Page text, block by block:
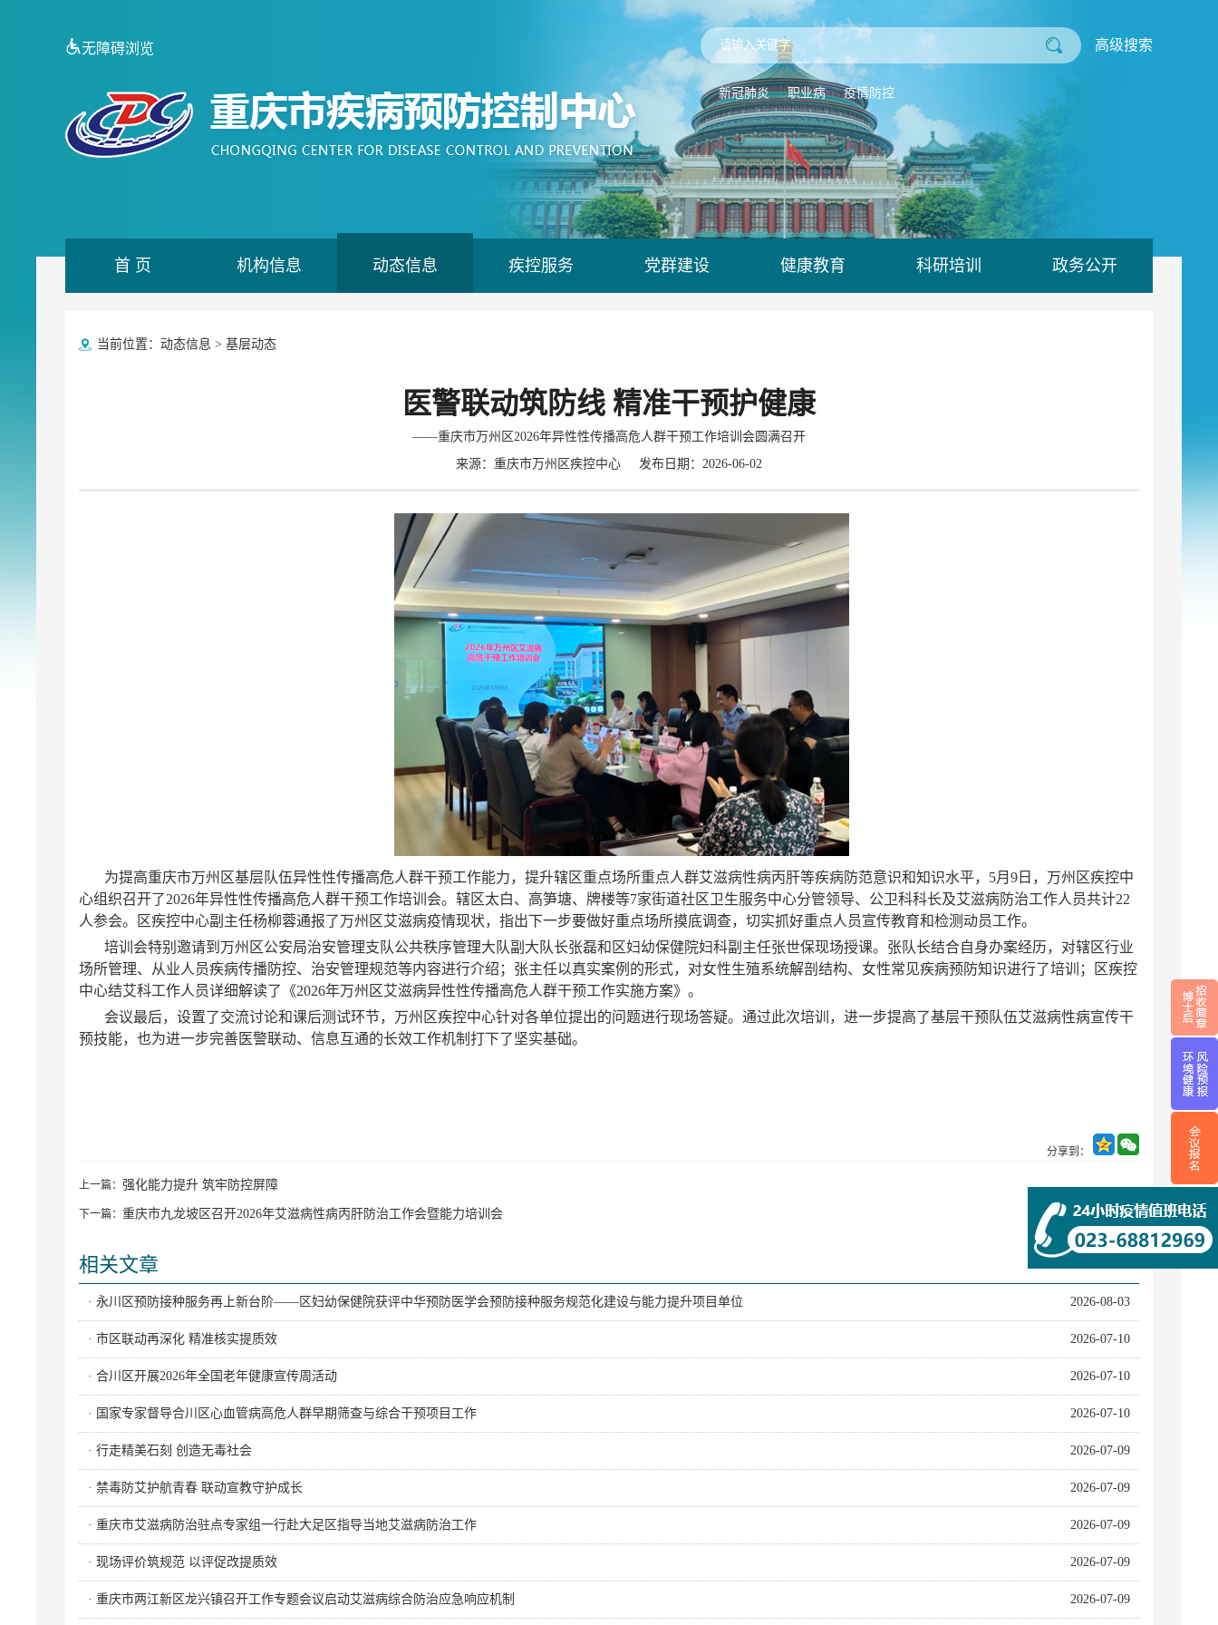
无障碍浏览 高级搜索
新冠肺炎 职业病 疫情防控
首 页 机构信息 动态信息 疾控服务 党群建设 健康教育 科研培训 政务公开
当前位置： 动态信息 > 基层动态
医警联动筑防线 精准干预护健康
——重庆市万州区2026年异性性传播高危人群干预工作培训会圆满召开
来源：重庆市万州区疾控中心 发布日期：2026-06-02
为提高重庆市万州区基层队伍异性性传播高危人群干预工作能力，提升辖区重点场所重点人群艾滋病性病丙肝等疾病防范意识和知识水平，5月9日，万州区疾控中
心组织召开了2026年异性性传播高危人群干预工作培训会。辖区太白、 高笋塘、牌楼等7家街道社区卫生服务中心分管领导、公卫科科长及艾滋病防治工作人员共计22
人参会。区疾控中心副主任杨柳蓉通报了万州区艾滋病疫情现状，指出下一步要做好重点场所摸底调查，切实抓好重点人员宣传教育和检测动员工作。
培训会特别邀请到万州区公安局治安管理支队公共秩序管理大队副大队长张磊和区妇幼保健院妇科副主任张世保现场授课。张队长结合自身办案经历，对辖区行业
场所管理、从业人员疾病传播防控、治安管理规范等内容进行介绍；张主任以真实案例的形式，对女性生殖系统解剖结构、女性常见疾病预防知识进行了培训；区疾控
中心结艾科工作人员详细解读了《2026年万州区艾滋病异性性传播高危人群干预工作实施方案》。
会议最后，设置了交流讨论和课后测试环节，万州区疾控中心针对各单位提出的问题进行现场答疑。通过此次培训，进一步提高了基层干预队伍艾滋病性病宣传干
预技能，也为进一步完善医警联动、信息互通的长效工作机制打下了坚实基础。
分享到：
上一篇： 强化能力提升 筑牢防控屏障
下一篇： 重庆市九龙坡区召开2026年艾滋病性病丙肝防治工作会暨能力培训会
相关文章
· 永川区预防接种服务再上新台阶——区妇幼保健院获评中华预防医学会预防接种服务规范化建设与能力提升项目单位 2026-08-03
· 市区联动再深化 精准核实提质效 2026-07-10
· 合川区开展2026年全国老年健康宣传周活动 2026-07-10
· 国家专家督导合川区心血管病高危人群早期筛查与综合干预项目工作 2026-07-10
· 行走精美石刻 创造无毒社会 2026-07-09
· 禁毒防艾护航青春 联动宣教守护成长 2026-07-09
· 重庆市艾滋病防治驻点专家组一行赴大足区指导当地艾滋病防治工作 2026-07-09
· 现场评价筑规范 以评促改提质效 2026-07-09
· 重庆市两江新区龙兴镇召开工作专题会议启动艾滋病综合防治应急响应机制 2026-07-09